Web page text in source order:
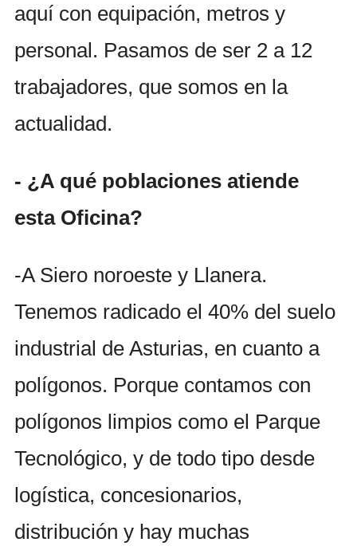
aquí con equipación, metros y
personal. Pasamos de ser 2 a 12
trabajadores, que somos en la
actualidad.
- ¿A qué poblaciones atiende
esta Oficina?
-A Siero noroeste y Llanera.
Tenemos radicado el 40% del suelo
industrial de Asturias, en cuanto a
polígonos. Porque contamos con
polígonos limpios como el Parque
Tecnológico, y de todo tipo desde
logística, concesionarios,
distribución y hay muchas